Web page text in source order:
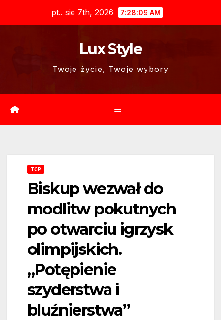
pt.. sie 7th, 2026 7:28:10 AM
Lux Style
Twoje życie, Twoje wybory
TOP
Biskup wezwał do
modlitw pokutnych
po otwarciu igrzysk
olimpijskich.
„Potępienie
szyderstwa i
bluźnierstwa”